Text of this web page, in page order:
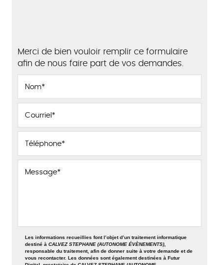
Merci de bien vouloir remplir ce formulaire
afin de nous faire part de vos demandes.
Les informations recueillies font l’objet d’un traitement informatique
destiné àCALVEZ STEPHANE (AUTONOME ÉVÈNEMENTS),
responsable du traitement, afin de donner suite à votre demande et de
vous recontacter. Les données sont également destinées à Futur